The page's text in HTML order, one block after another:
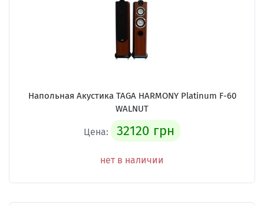
Напольная Акустика TAGA HARMONY Platinum F-60
WALNUT
Цена: 32120 грн
нет в наличии